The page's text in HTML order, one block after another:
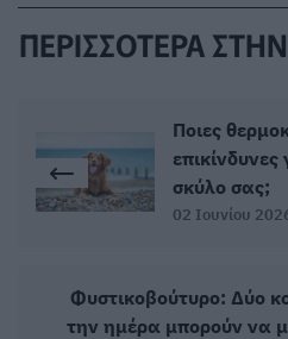
ΠΕΡΙΣΣΟΤΕΡΑ
Ποιες
σκύλο σας;
02 Ιουνίου
Φυστικοβούτυρο: Δύο
την ημέρα μπορούν να